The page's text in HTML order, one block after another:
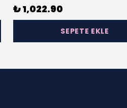
₺ 1,022.90
SEPETE EKLE